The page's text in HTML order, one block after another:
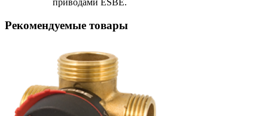
Рекомендуемые товары